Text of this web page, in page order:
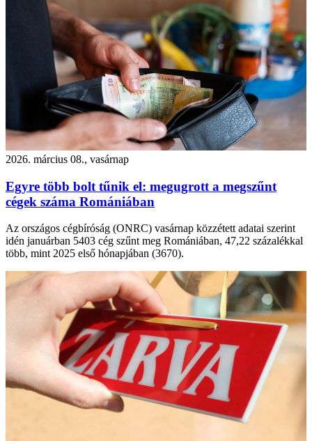
2026. március 08., vasárnap
Egyre több bolt tűnik el: megugrott a megszűnt
cégek száma Romániában
Az országos cégbíróság (ONRC) vasárnap közzétett adatai szerint
idén januárban 5403 cég szűnt meg Romániában, 47,22 százalékkal
több, mint 2025 első hónapjában (3670).